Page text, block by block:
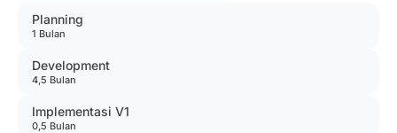
Planning
1 Bulan
Development
4,5 Bulan
Implementasi V1
0,5 Bulan